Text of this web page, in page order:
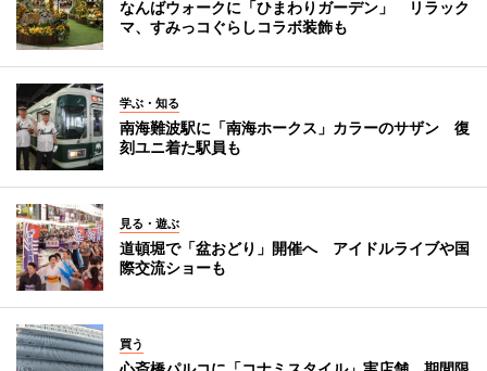
なんばウォークに「ひまわりガーデン」 リラック
マ、すみっコぐらしコラボ装飾も
学ぶ・知る
南海難波駅に「南海ホークス」カラーのサザン 復
刻ユニ着た駅員も
見る・遊ぶ
道頓堀で「盆おどり」開催へ アイドルライブや国
際交流ショーも
買う